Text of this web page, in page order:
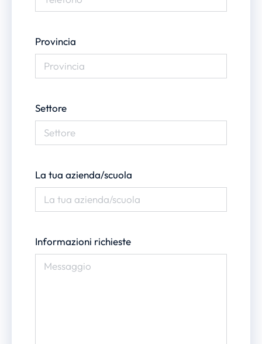
Provincia
Settore
La tua azienda/scuola
Informazioni richieste